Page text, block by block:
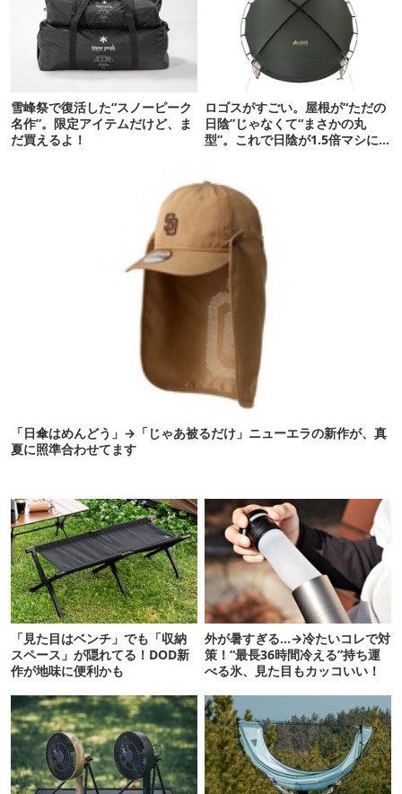
雪峰祭で復活した“スノーピーク
名作”。限定アイテムだけど、ま
だ買えるよ！
ロゴスがすごい。屋根が“ただの
日陰”じゃなくて“まさかの丸
型”。これで日陰が1.5倍マシに
「日傘はめんどう」→「じゃあ被るだけ」ニューエラの新作が、真
夏に照準合わせてます
「見た目はベンチ」でも「収納
スペース」が隠れてる！DOD新
作が地味に便利かも
外が暑すぎる…→冷たいコレで対
策！“最長36時間冷える”持ち運
べる氷、見た目もカッコいい！